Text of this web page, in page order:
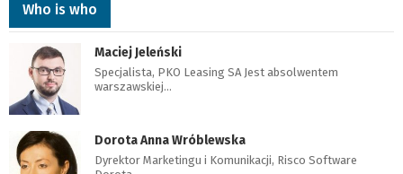
Who is who
Maciej Jeleński
Specjalista, PKO Leasing SA Jest absolwentem
warszawskiej…
Dorota Anna Wróblewska
Dyrektor Marketingu i Komunikacji, Risco Software